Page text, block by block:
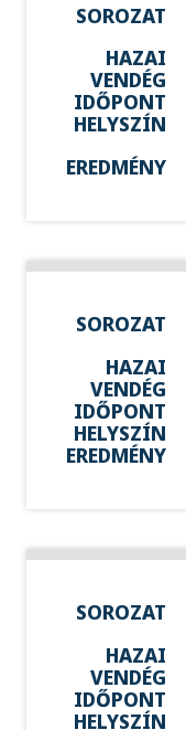
SOROZAT
HAZAI
VENDÉG
IDŐPONT
HELYSZÍN
EREDMÉNY
SOROZAT
HAZAI
VENDÉG
IDŐPONT
HELYSZÍN
EREDMÉNY
SOROZAT
HAZAI
VENDÉG
IDŐPONT
HELYSZÍN